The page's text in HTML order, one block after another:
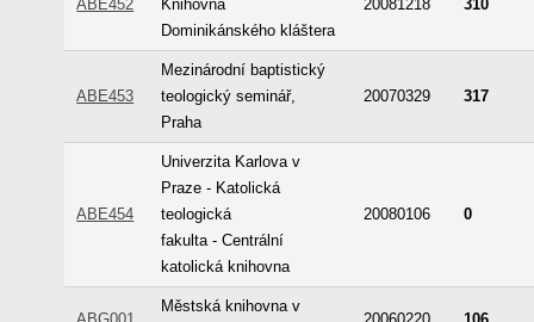
ABE452
Knihovna
Dominikánského kláštera
20081218 310
ABE453
Mezinárodní baptistický
teologický seminář,
Praha
20070329 317
ABE454
Univerzita Karlova v
Praze - Katolická
teologická
fakulta - Centrální
katolická knihovna
20080106 0
Městská knihovna v